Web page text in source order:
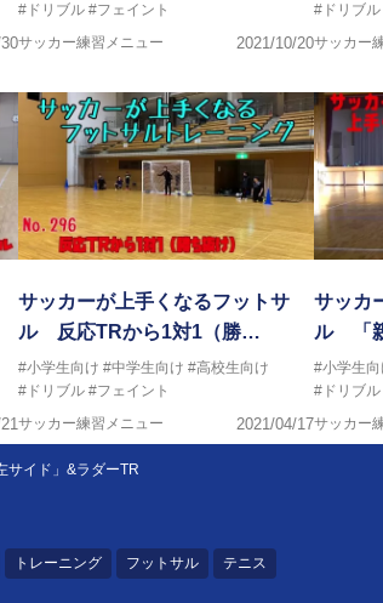
#ドリブル #フェイント
サッカー練習メニュー
2021/10/20
#ドリブル
サッカー
サッカーが上手くなるフットサ
ル 反応TRから1対1（勝…
#小学生向け #中学生向け #高校生向け
#ドリブル #フェイント
サッカー練習メニュー
2021/04/17
サッカ
ル 「
#小学生向
#ドリブル
サッカー
サイド」&ラダーTR
トレーニング フットサル テニス